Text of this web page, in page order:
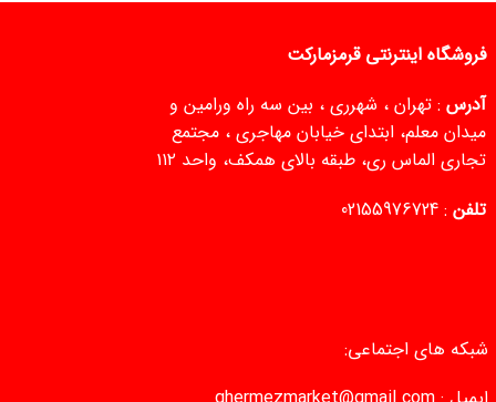
فروشگاه اینترنتی قرمزمارکت
آدرس : تهران ، شهرری ، بین سه راه ورامین و
میدان معلم، ابتدای خیابان مهاجری ، مجتمع
تجاری الماس ری، طبقه بالای همکف، واحد ۱۱۲
تلفن :
02155976724
شبکه های اجتماعی: